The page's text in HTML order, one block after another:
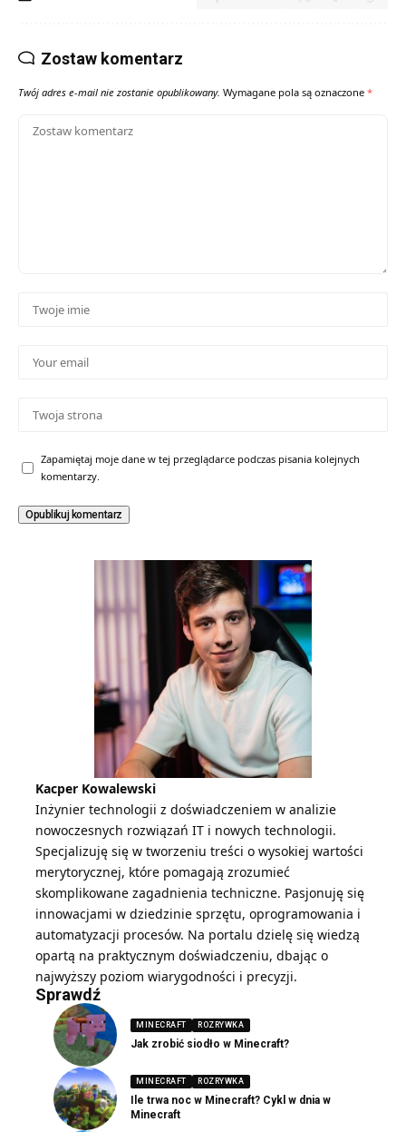
Zostaw komentarz
Twój adres e-mail nie zostanie opublikowany. Wymagane pola są oznaczone *
Zapamiętaj moje dane w tej przeglądarce podczas pisania kolejnych
komentarzy.
Kacper Kowalewski
Inżynier technologii z doświadczeniem w analizie
nowoczesnych rozwiązań IT i nowych technologii.
Specjalizuję się w tworzeniu treści o wysokiej wartości
merytorycznej, które pomagają zrozumieć
skomplikowane zagadnienia techniczne. Pasjonuję się
innowacjami w dziedzinie sprzętu, oprogramowania i
automatyzacji procesów. Na portalu dzielę się wiedzą
opartą na praktycznym doświadczeniu, dbając o
najwyższy poziom wiarygodności i precyzji.
Sprawdź
MINECRAFT ROZRYWKA
Jak zrobić siodło w Minecraft?
MINECRAFT ROZRYWKA
Ile trwa noc w Minecraft? Cykl w dnia w
Minecraft